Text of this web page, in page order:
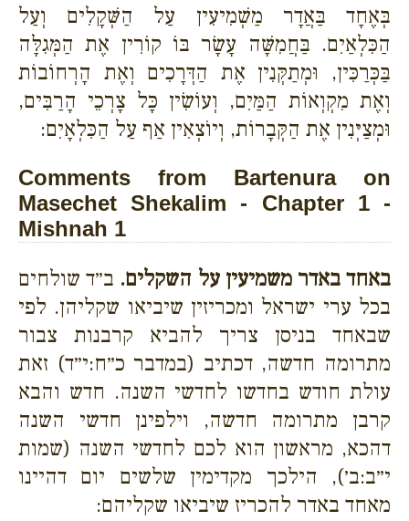
בְּאֶחָד בַּאֲדָר מַשְׁמִיעִין עַל הַשְּׁקָלִים וְעַל
הַכִּלְאַיִם. בַּחֲמִשָּׁה עָשָׂר בּוֹ קוֹרִין אֶת הַמְּגִלָּה
בַּכְּרַכִּין, וּמְתַקְּנִין אֶת הַדְּרָכִים וְאֶת הָרְחוֹבוֹת
וְאֶת מִקְוְאוֹת הַמַּיִם, וְעוֹשִׂין כָּל צָרְכֵי הָרַבִּים,
וּמְצַיְּנִין אֶת הַקְּבָרוֹת, וְיוֹצְאִין אַף עַל הַכִּלְאָיִם:
Comments from Bartenura on
Masechet Shekalim - Chapter 1 -
Mishnah 1
באחד באדר משמיעין על השקלים. ב״ד שולחים
בכל ערי ישראל ומכריזין שיביאו שקליהן. לפי
שבאחד בניסן צריך להביא קרבנות צבור
מתרומה חדשה, דכתיב (במדבר כ״ח:י״ד) זאת
עולת חודש בחדשו לחדשי השנה. חדש והבא
קרבן מתרומה חדשה, וילפינן חדשי השנה
דהכא, מראשון הוא לכם לחדשי השנה (שמות
י״ב:ב׳), הילכך מקדימין שלשים יום דהיינו
מאחד באדר להכריז שיביאו שקליהם: